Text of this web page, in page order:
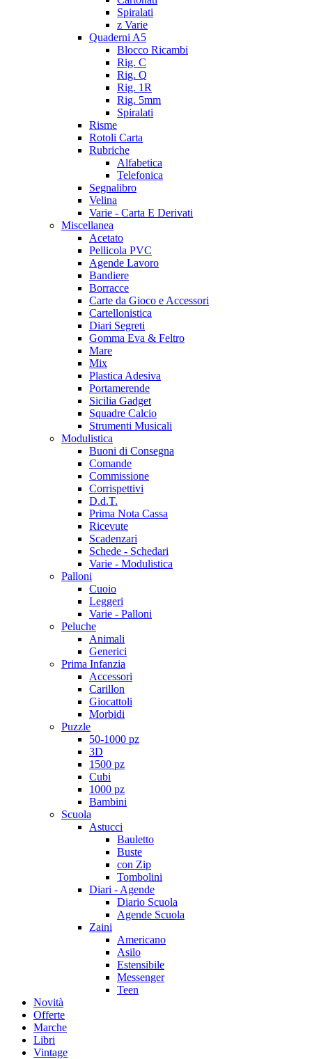
Spiralati
z Varie
Quaderni A5
Blocco Ricambi
Rig. C
Rig. Q
Rig. 1R
Rig. 5mm
Spiralati
Risme
Rotoli Carta
Rubriche
Alfabetica
Telefonica
Segnalibro
Velina
Varie - Carta E Derivati
Miscellanea
Acetato
Pellicola PVC
Agende Lavoro
Bandiere
Borracce
Carte da Gioco e Accessori
Cartellonistica
Diari Segreti
Gomma Eva & Feltro
Mare
Mix
Plastica Adesiva
Portamerende
Sicilia Gadget
Squadre Calcio
Strumenti Musicali
Modulistica
Buoni di Consegna
Comande
Commissione
Corrispettivi
D.d.T.
Prima Nota Cassa
Ricevute
Scadenzari
Schede - Schedari
Varie - Modulistica
Palloni
Cuoio
Leggeri
Varie - Palloni
Peluche
Animali
Generici
Prima Infanzia
Accessori
Carillon
Giocattoli
Morbidi
Puzzle
50-1000 pz
3D
1500 pz
Cubi
1000 pz
Bambini
Scuola
Astucci
Bauletto
Buste
con Zip
Tombolini
Diari - Agende
Diario Scuola
Agende Scuola
Zaini
Americano
Asilo
Estensibile
Messenger
Teen
Novità
Offerte
Marche
Libri
Vintage